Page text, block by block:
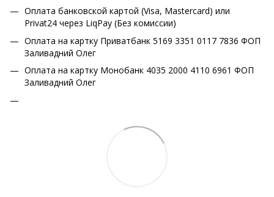
Оплата банковской картой (Visa, Mastercard) или
Privat24 через LiqPay (Без комиссии)
Оплата на картку Приватбанк 5169 3351 0117 7836 ФОП
Заливадний Олег
Оплата на картку Монобанк 4035 2000 4110 6961 ФОП
Заливадний Олег